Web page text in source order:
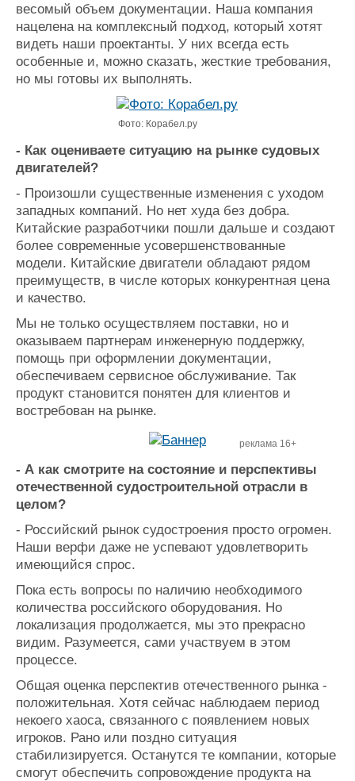
весомый объем документации. Наша компания
нацелена на комплексный подход, который хотят
видеть наши проектанты. У них всегда есть
особенные и, можно сказать, жесткие требования,
но мы готовы их выполнять.
Фото: Корабел.ру
- Как оцениваете ситуацию на рынке судовых
двигателей?
- Произошли существенные изменения с уходом
западных компаний. Но нет худа без добра.
Китайские разработчики пошли дальше и создают
более современные усовершенствованные
модели. Китайские двигатели обладают рядом
преимуществ, в числе которых конкурентная цена
и качество.
Мы не только осуществляем поставки, но и
оказываем партнерам инженерную поддержку,
помощь при оформлении документации,
обеспечиваем сервисное обслуживание. Так
продукт становится понятен для клиентов и
востребован на рынке.
реклама 16+
- А как смотрите на состояние и перспективы
отечественной судостроительной отрасли в
целом?
- Российский рынок судостроения просто огромен.
Наши верфи даже не успевают удовлетворить
имеющийся спрос.
Пока есть вопросы по наличию необходимого
количества российского оборудования. Но
локализация продолжается, мы это прекрасно
видим. Разумеется, сами участвуем в этом
процессе.
Общая оценка перспектив отечественного рынка -
положительная. Хотя сейчас наблюдаем период
некоего хаоса, связанного с появлением новых
игроков. Рано или поздно ситуация
стабилизируется. Останутся те компании, которые
смогут обеспечить сопровождение продукта на